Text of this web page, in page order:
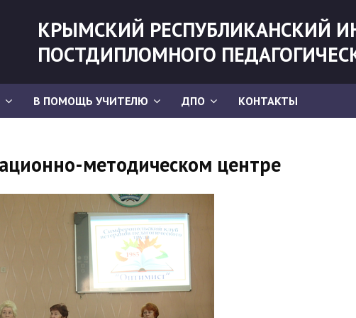
КРЫМСКИЙ РЕСПУБЛИКАНСКИЙ
ПОСТДИПЛОМНОГО
В ПОМОЩЬ УЧИТЕЛЮ ДПО КОНТАКТЫ
методическом центре